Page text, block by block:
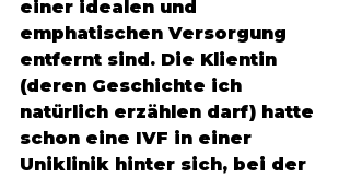
einer idealen und
emphatischen Versorgung
entfernt sind. Die Klientin
(deren Geschichte ich
natürlich erzählen darf) hatte
schon eine IVF in einer
Uniklinik hinter sich, bei der